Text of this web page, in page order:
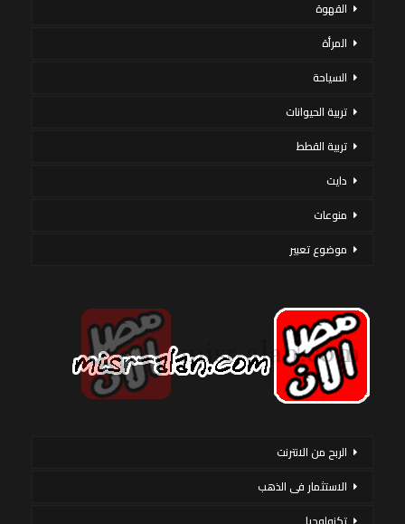
القهوة
المرأة
السياحة
تربية الحيوانات
تربية القطط
دايت
منوعات
موضوع تعبير
الربح من الانترنت
الاستثمار فى الذهب